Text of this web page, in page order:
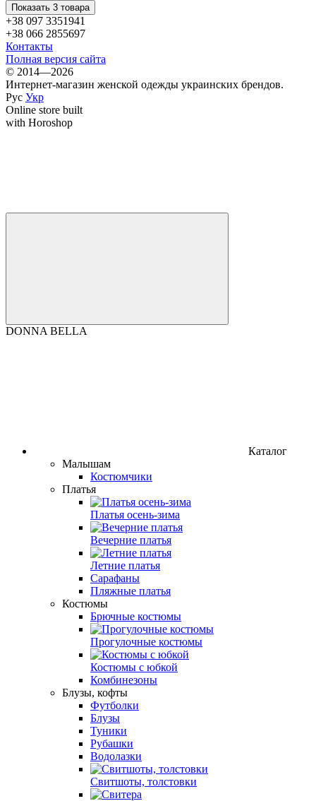
Показать 3 товара
+38 097 3351941
+38 066 2855697
Контакты
Полная версия сайта
© 2014—2026
Интернет-магазин женской одежды украинских брендов.
Рус Укр
Online store built
with Horoshop
DONNA BELLA
Каталог
Малышам
Костюмчики
Платья
Платья осень-зима
Вечерние платья
Летние платья
Сарафаны
Пляжные платья
Костюмы
Брючные костюмы
Прогулочные костюмы
Костюмы с юбкой
Комбинезоны
Блузы, кофты
Футболки
Блузы
Туники
Рубашки
Водолазки
Свитшоты, толстовки